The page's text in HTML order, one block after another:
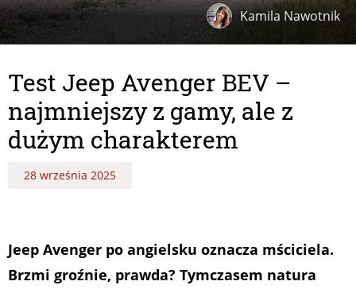
Kamila Nawotnik
Test Jeep Avenger BEV –
najmniejszy z gamy, ale z
dużym charakterem
28 września 2025
Jeep Avenger po angielsku oznacza mściciela.
Brzmi groźnie, prawda? Tymczasem natura